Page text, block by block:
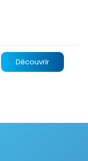
Découvrir